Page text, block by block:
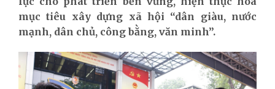
mục tiêu xây dựng xã hội “dân giàu, nước
mạnh, dân chủ, công bằng, văn minh”.